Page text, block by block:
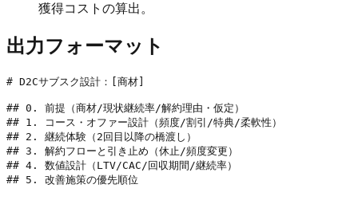
獲得コストの算出。
出力フォーマット
# D2Cサブスク設計：[商材]
## 0. 前提（商材/現状継続率/解約理由・仮定）
## 1. コース・オファー設計（頻度/割引/特典/柔軟性）
## 2. 継続体験（2回目以降の橋渡し）
## 3. 解約フローと引き止め（休止/頻度変更）
## 4. 数値設計（LTV/CAC/回収期間/継続率）